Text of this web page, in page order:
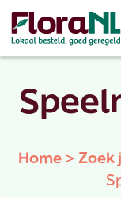
Home>Zoek